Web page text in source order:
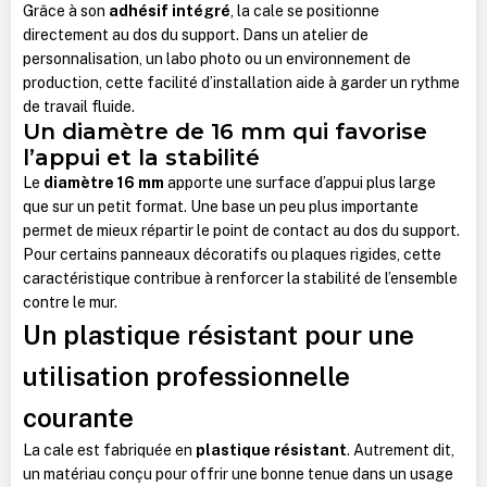
Grâce à son adhésif intégré, la cale se positionne
directement au dos du support. Dans un atelier de
personnalisation, un labo photo ou un environnement de
production, cette facilité d’installation aide à garder un rythme
de travail fluide.
Un diamètre de 16 mm qui favorise
l’appui et la stabilité
Le diamètre 16 mm apporte une surface d’appui plus large
que sur un petit format. Une base un peu plus importante
permet de mieux répartir le point de contact au dos du support.
Pour certains panneaux décoratifs ou plaques rigides, cette
caractéristique contribue à renforcer la stabilité de l’ensemble
contre le mur.
Un plastique résistant pour une
utilisation professionnelle
courante
La cale est fabriquée en plastique résistant. Autrement dit,
un matériau conçu pour offrir une bonne tenue dans un usage